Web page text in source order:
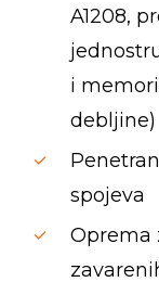
A1208,
i
debljine)
spojeva
Oprema